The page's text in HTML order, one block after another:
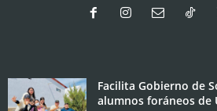
Facilita Gobierno de
alumnos foráneos de